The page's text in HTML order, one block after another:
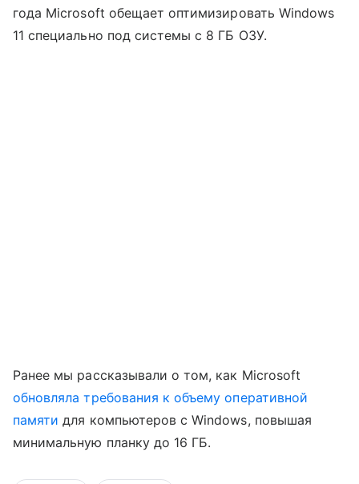
года Microsoft обещает оптимизировать Windows
11 специально под системы с 8 ГБ ОЗУ.
Ранее мы рассказывали о том, как Microsoft
обновляла требования к объему оперативной
памяти для компьютеров с Windows, повышая
минимальную планку до 16 ГБ.